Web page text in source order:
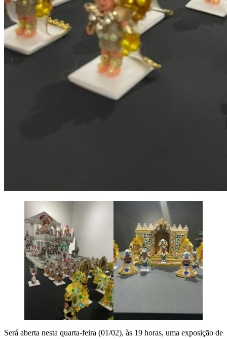
Será aberta nesta quarta-feira (01/02), às 19 horas, uma exposição de